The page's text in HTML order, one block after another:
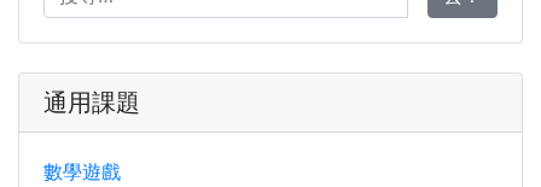
通用課題
數學遊戲